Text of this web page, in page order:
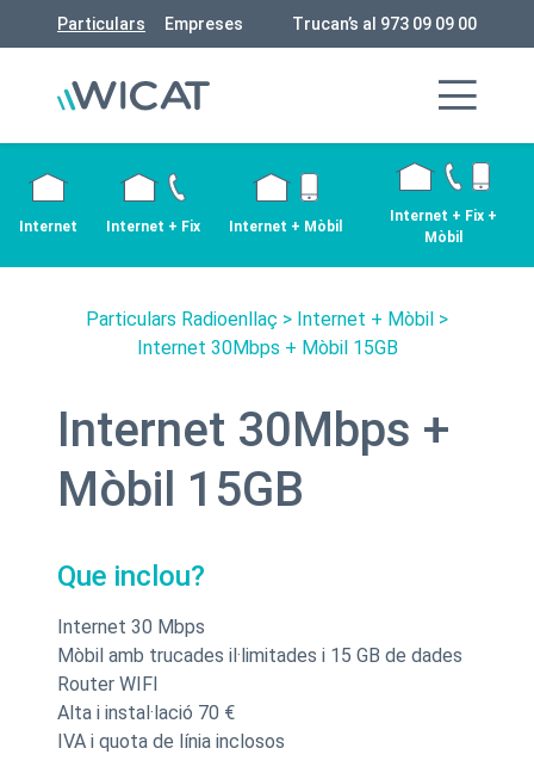
Particulars Empreses Trucan’s al 973 09 09 00
Internet Internet + Fix Internet + Mòbil
Internet + Fix +
Mòbil
Particulars Radioenllaç > Internet + Mòbil >
Internet 30Mbps + Mòbil 15GB
Internet 30Mbps +
Mòbil 15GB
Que inclou?
Internet 30 Mbps
Mòbil amb trucades il·limitades i 15 GB de dades
Router WIFI
Alta i instal·lació 70 €
IVA i quota de línia inclosos